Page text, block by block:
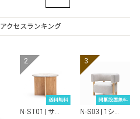
アクセスランキング
送料無料
N-ST01 | サ…
開梱設置無料
N-S03 | 1シ…